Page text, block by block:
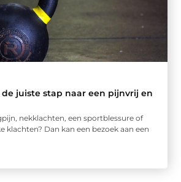
de juiste stap naar een pijnvrij en
nekklachten, een sportblessure of
klachten? Dan kan een bezoek aan een